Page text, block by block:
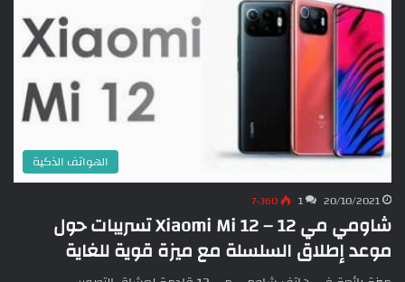
الهواتف الذكية
20/10/2021
1 7٬360
شاومي مي 12 – Xiaomi Mi 12 تسريبات حول
موعد إطلاق السلسلة مع ميزة قوية للغاية